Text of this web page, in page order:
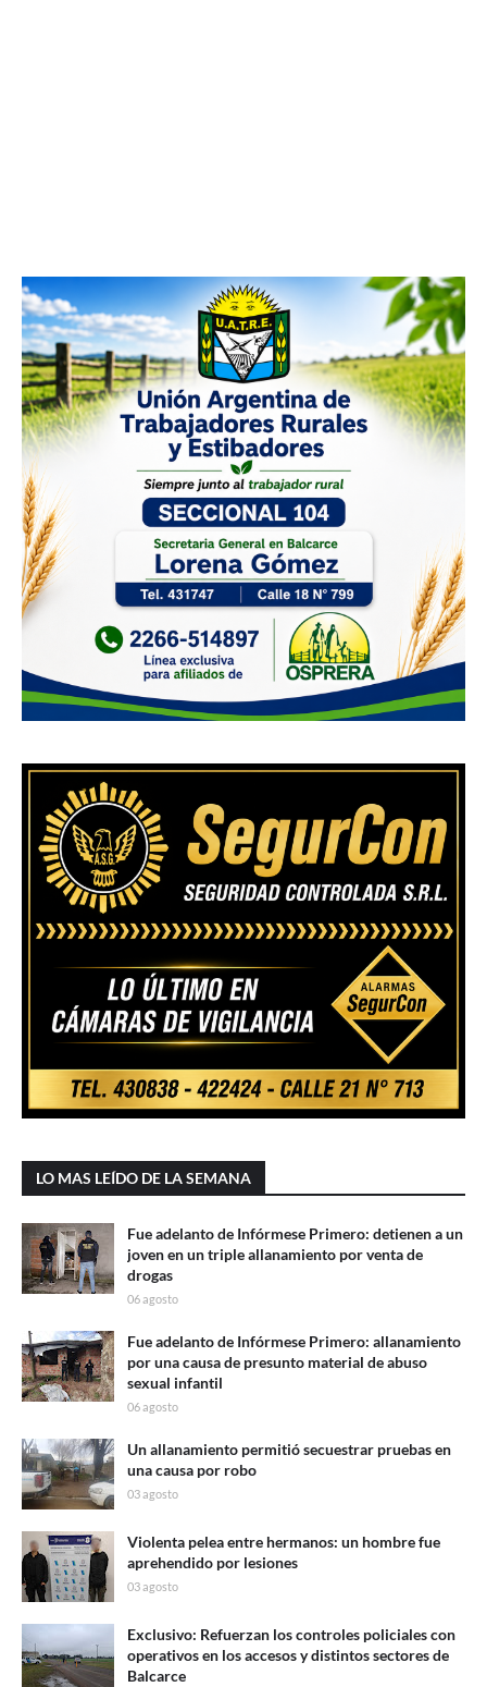
LO MAS LEÍDO DE LA SEMANA
Fue adelanto de Infórmese Primero: detienen a un
joven en un triple allanamiento por venta de
drogas
06 agosto
Fue adelanto de Infórmese Primero: allanamiento
por una causa de presunto material de abuso
sexual infantil
06 agosto
Un allanamiento permitió secuestrar pruebas en
una causa por robo
03 agosto
Violenta pelea entre hermanos: un hombre fue
aprehendido por lesiones
03 agosto
Exclusivo: Refuerzan los controles policiales con
operativos en los accesos y distintos sectores de
Balcarce